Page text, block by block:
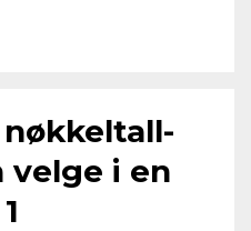
velge i en